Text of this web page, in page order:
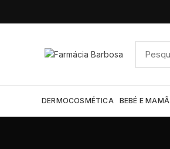
DERMOCOSMÉTICA BEBÉ E MAMÃ